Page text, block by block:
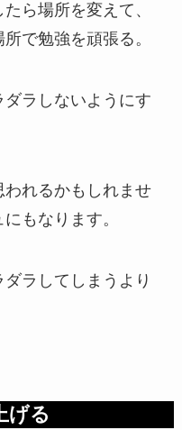
ら場所を変えて、
で勉強を頑張る。
ラしないようにす
れるかもしれませ
もなります。
ラしてしまうより
げる